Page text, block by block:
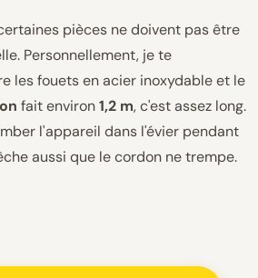
pièces ne doivent pas être
Personnellement, je te
les fouets en acier inoxydable et le
fait environ1,2 m, c'est assez long.
l'appareil dans l'évier pendant
aussi que le cordon ne trempe.